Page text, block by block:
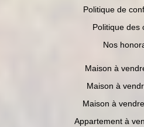
Politique de
Politique des
Nos
Maison à
Maison à
Maison à
Appartement à